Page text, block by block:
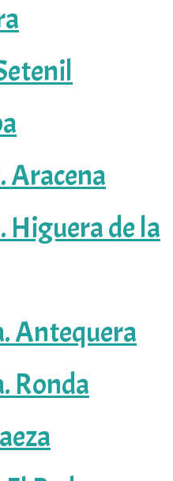
Aracena
Higuera de la
Antequera
Ronda